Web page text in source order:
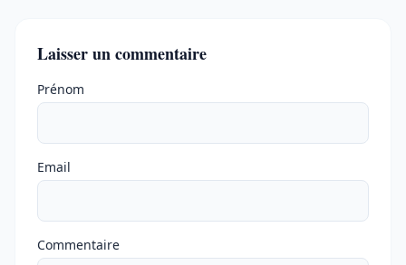
Laisser un commentaire
Ne pas remplir
Prénom
Email
Commentaire